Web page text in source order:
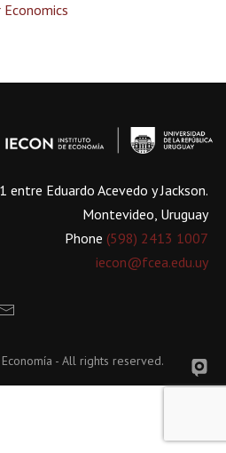
Economics
Eduardo Acevedo y Jackson.
Montevideo, Uruguay
Phone (598) 2413 1007
iecon@fcea.edu.uy
- All rights reserved.